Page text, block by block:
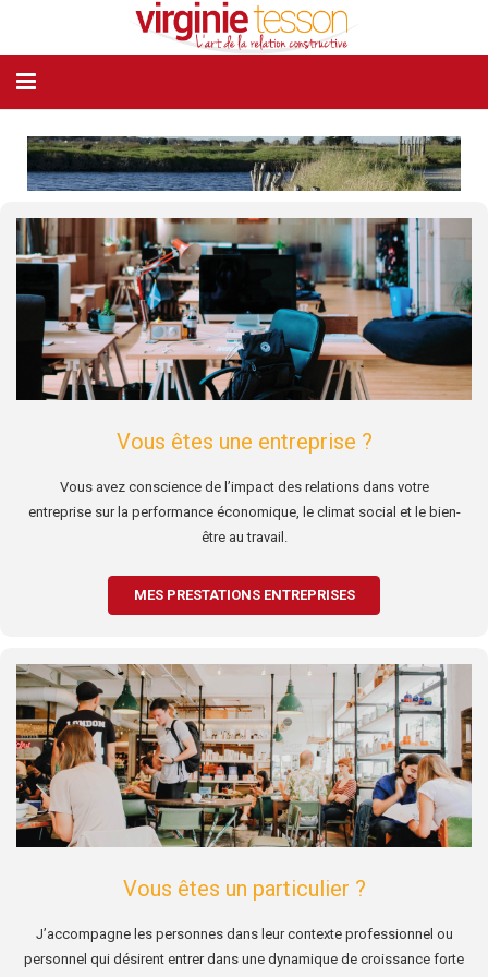
MON PARCOURS
MON APPROCHE
VOUS ÊTES
BIBLIOTHÈQUE
TÉMOIGNAGES
ATELIERS
PUBLICATIONS / MÉDIAS
CONTACT
Vous êtes une entreprise ?
Vous avez conscience de l’impact des relations dans votre
entreprise sur la performance économique, le climat social et le bien-
être au travail.
MES PRESTATIONS ENTREPRISES
Vous êtes un particulier ?
J’accompagne les personnes dans leur contexte professionnel ou
personnel qui désirent entrer dans une dynamique de croissance forte